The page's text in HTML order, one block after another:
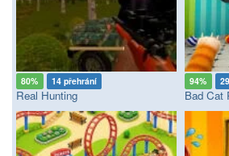
80% 14 přehrání
Real Hunting
94%